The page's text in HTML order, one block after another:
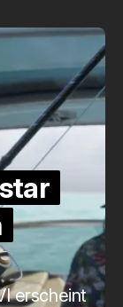
erscheint